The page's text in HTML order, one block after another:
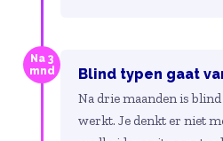
Na 3
mnd
Blind typen gaat
Na drie maanden is
werkt. Je denkt er niet